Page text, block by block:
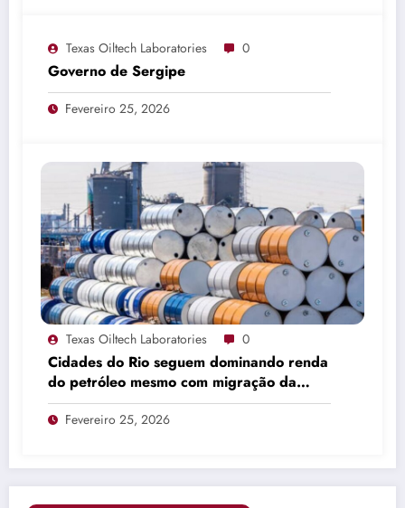
Texas Oiltech Laboratories 0
Governo de Sergipe
Fevereiro 25, 2026
Texas Oiltech Laboratories 0
Cidades do Rio seguem dominando renda
do petróleo mesmo com migração da
produção
Fevereiro 25, 2026